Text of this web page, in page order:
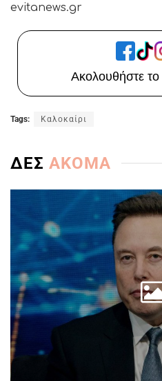
evitanews.gr
Ακολουθήστε το
Tags: Καλοκαίρι
ΔΕΣ ΑΚΟΜΑ